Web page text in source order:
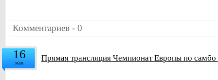
Комментариев - 0
16
мая Прямая трансляция Чемпионат Европы по